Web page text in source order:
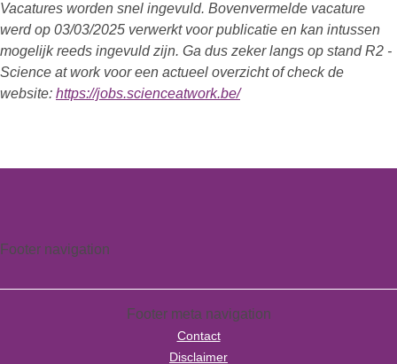
Vacatures worden snel ingevuld. Bovenvermelde vacature
werd op 03/03/2025 verwerkt voor publicatie en kan intussen
mogelijk reeds ingevuld zijn. Ga dus zeker langs op stand R2 -
Science at work voor een actueel overzicht of check de
website: https://jobs.scienceatwork.be/
Footer navigation
Footer meta navigation
Contact
Disclaimer